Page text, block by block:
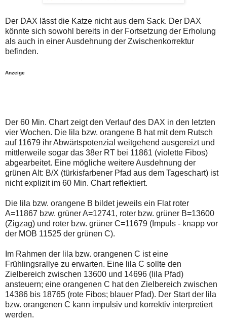
gegen
die
Netiquette
oder
ein
Kommentarfunktion
Browsereinstellungen
oder
Ihre
Internetverbindung
und
versuchen
Sie
es
späteren
Zeitpunkt
noch
einmal.
Sollte
Problem
weiterbestehen
bitte
ich
um
Kontaktaufnahme
per
Mail
robbys-
die
Post
auch
auf
der
online.de
Der DAX lässt die Katze nicht aus dem Sack. Der DAX
könnte sich sowohl bereits in der Fortsetzung der Erholung
als auch in einer Ausdehnung der Zwischenkorrektur
befinden.
Anzeige
Der 60 Min. Chart zeigt den Verlauf des DAX in den letzten
vier Wochen. Die lila bzw. orangene B hat mit dem Rutsch
auf 11679 ihr Abwärtspotenzial weitgehend ausgereizt und
mittlerweile sogar das 38er RT bei 11861 (violette Fibos)
abgearbeitet. Eine mögliche weitere Ausdehnung der
grünen Alt: B/X (türkisfarbener Pfad aus dem Tageschart) ist
nicht explizit im 60 Min. Chart reflektiert.
Die lila bzw. orangene B bildet jeweils ein Flat roter
A=11867 bzw. grüner A=12741, roter bzw. grüner B=13600
(Zigzag) und roter bzw. grüner C=11679 (Impuls - knapp vor
der MOB 11525 der grünen C).
Im Rahmen der lila bzw. orangenen C ist eine
Frühlingsrallye zu erwarten. Eine lila C sollte den
Zielbereich zwischen 13600 und 14696 (lila Pfad)
ansteuern; eine orangenen C hat den Zielbereich zwischen
14386 bis 18765 (rote Fibos; blauer Pfad). Der Start der lila
bzw. orangenen C kann impulsiv und korrektiv interpretiert
werden.